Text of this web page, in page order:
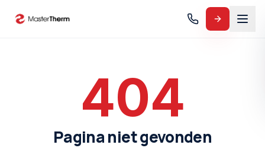
404
Pagina niet gevonden